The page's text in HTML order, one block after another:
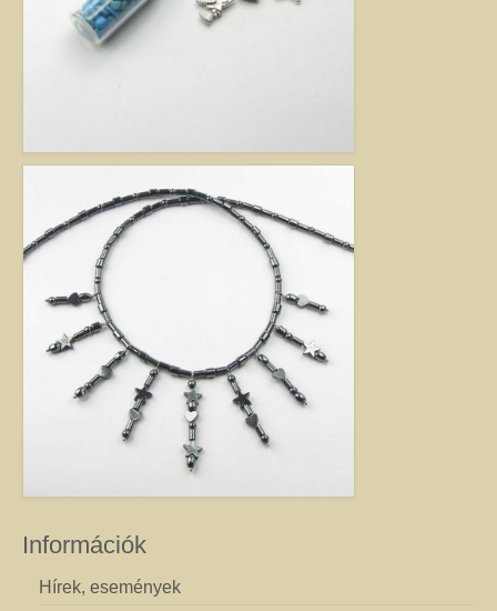
Jó tanácsok babalánchoz
kristály felhasználásával, dróthajlításos technikával készítettem, és
garantáltan nincs két egyforma közöttük. Ha cserepes növényt ajándékoz
ismerősének, személyesebbé teheti Virág ékszerrel.
Információk
Hírek, események